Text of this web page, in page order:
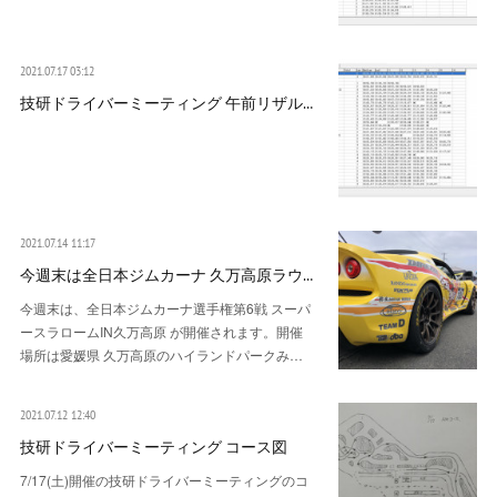
2021.07.17 03:12
技研ドライバーミーティング 午前リザル…
2021.07.14 11:17
今週末は全日本ジムカーナ 久万高原ラウ…
今週末は、全日本ジムカーナ選手権第6戦 スーパ
ースラロームIN久万高原 が開催されます。開催
場所は愛媛県 久万高原のハイランドパークみ…
2021.07.12 12:40
技研ドライバーミーティング コース図
7/17(土)開催の技研ドライバーミーティングのコ